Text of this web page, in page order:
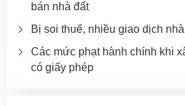
bán nhà đất
Bị soi thuế, nhiều giao dịch
Các mức phạt hành chính khi
có giấy phép